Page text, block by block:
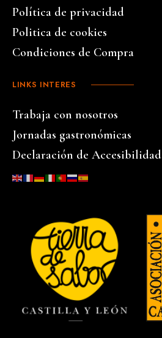
Política de privacidad
Politica de cookies
Condiciones de Compra
LINKS INTERES
Trabaja con nosotros
Jornadas gastronómicas
Declaración de Accesibilidad